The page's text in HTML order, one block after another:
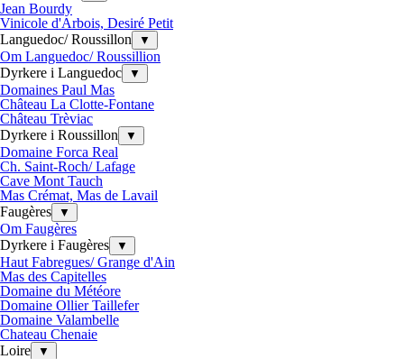
Jean Bourdy
Vinicole d'Arbois, Desiré Petit
Languedoc/ Roussillon
▼
Om Languedoc/ Roussillion
Dyrkere i Languedoc
▼
Domaines Paul Mas
Château La Clotte-Fontane
Château Trèviac
Dyrkere i Roussillon
▼
Domaine Forca Real
Ch. Saint-Roch/ Lafage
Cave Mont Tauch
Mas Crémat, Mas de Lavail
Faugères
▼
Om Faugères
Dyrkere i Faugères
▼
Haut Fabregues/ Grange d'Ain
Mas des Capitelles
Domaine du Météore
Domaine Ollier Taillefer
Domaine Valambelle
Chateau Chenaie
Loire
▼